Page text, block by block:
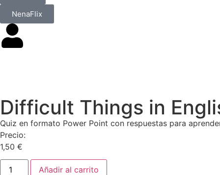
NenaFlix
Difficult Things in
Quiz en formato Power Point con respuestas para
Precio:
1,50 €
Añadir al carrito